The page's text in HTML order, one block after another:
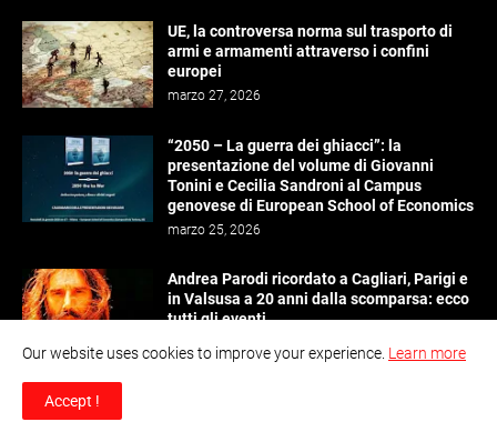
UE, la controversa norma sul trasporto di
armi e armamenti attraverso i confini
europei
marzo 27, 2026
“2050 – La guerra dei ghiacci”: la
presentazione del volume di Giovanni
Tonini e Cecilia Sandroni al Campus
genovese di European School of Economics
marzo 25, 2026
Andrea Parodi ricordato a Cagliari, Parigi e
in Valsusa a 20 anni dalla scomparsa: ecco
tutti gli eventi
Our website uses cookies to improve your experience. Learn more
Accept !